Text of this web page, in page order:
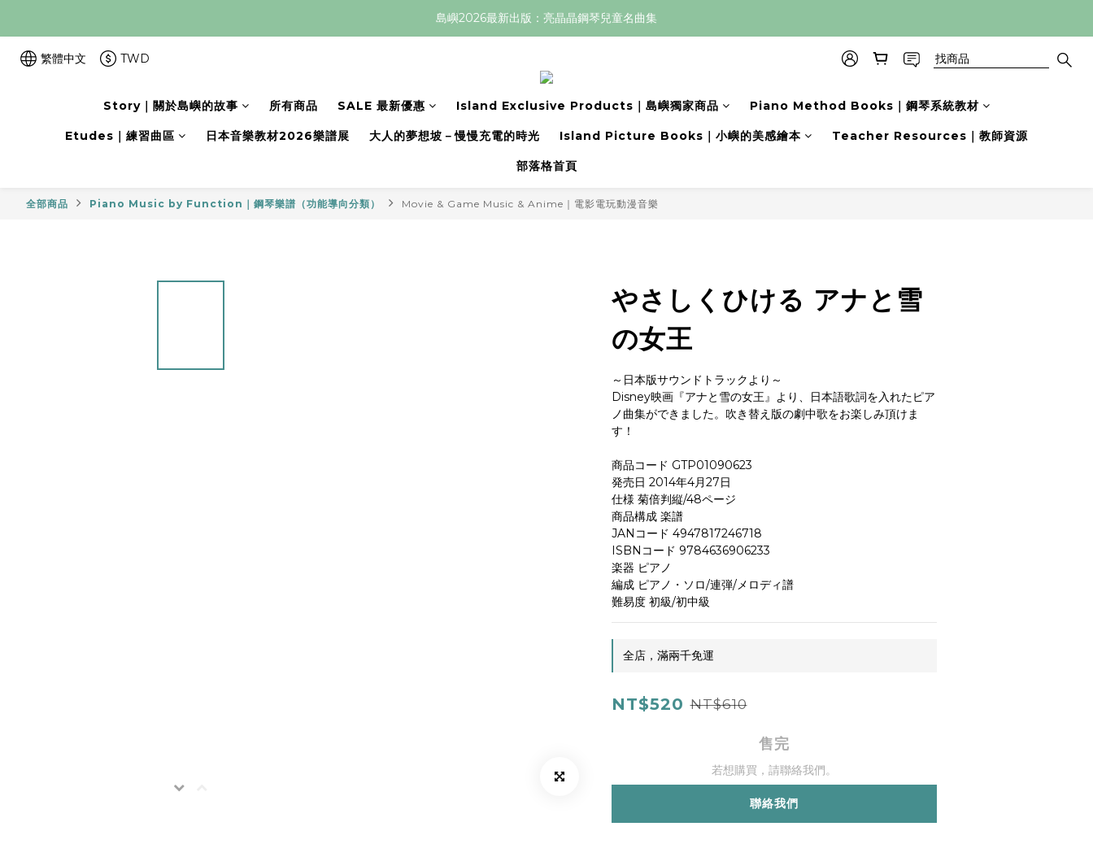
島嶼2026最新出版：亮晶晶鋼琴兒童名曲集
繁體中文 TWD
Story｜關於島嶼的故事 所有商品 SALE 最新優惠 Island Exclusive Products｜島嶼獨家商品 Piano Method Books｜鋼琴系統教材
Etudes｜練習曲區 日本音樂教材2026樂譜展 大人的夢想坡－慢慢充電的時光 Island Picture Books｜小嶼的美感繪本 Teacher Resources｜教師資源
部落格首頁
全部商品 Piano Music by Function｜鋼琴樂譜（功能導向分類） Movie & Game Music & Anime｜電影電玩動漫音樂
やさしくひける アナと雪
の女王
～日本版サウンドトラックより～
Disney映画『アナと雪の女王』より、日本語歌詞を入れたピア
ノ曲集ができました。吹き替え版の劇中歌をお楽しみ頂けま
す！
発売日 2014年4月27日
仕様 菊倍判縦/48ページ
商品構成 楽譜
ISBNコード 9784636906233
編成 ピアノ・ソロ/連弾/メロディ譜
難易度 初級/初中級
全店，滿兩千免運
NT$520 NT$610
售完
若想購買，請聯絡我們。
聯絡我們